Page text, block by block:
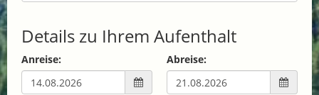
Details zu Ihrem Aufenthalt
Anreise: Abreise: